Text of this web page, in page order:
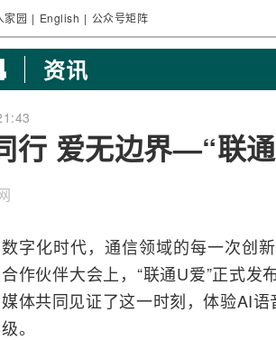
家园 | English | 公众号矩阵
资讯
行 爱无边界—“联
数字化时代，通信领域的每一次创
合作伙伴大会上，“联通U爱”正式
媒体共同见证了这一时刻，体验AI语
级。